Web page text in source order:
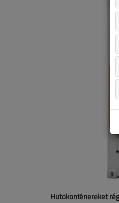
Hűtőkonténereket